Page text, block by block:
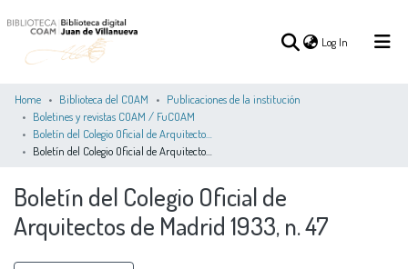
Log In (current)
COMMUNITIES
COLLECTIONS
ALL OF DSPACE
STATISTICS
Home Biblioteca del COAM
Publicaciones de la institución
Boletines y revistas COAM / FuCOAM
Boletín del Colegio Oficial de
Arquitectos de Madrid 1933, n. 47